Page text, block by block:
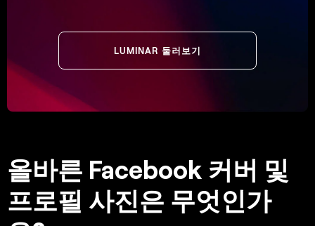
LUMINAR 둘러보기
올바른 Facebook 커버 및
프로필 사진은 무엇인가